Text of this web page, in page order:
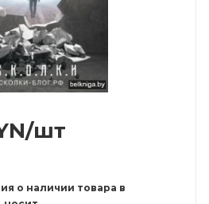
/шт
о наличии товара в